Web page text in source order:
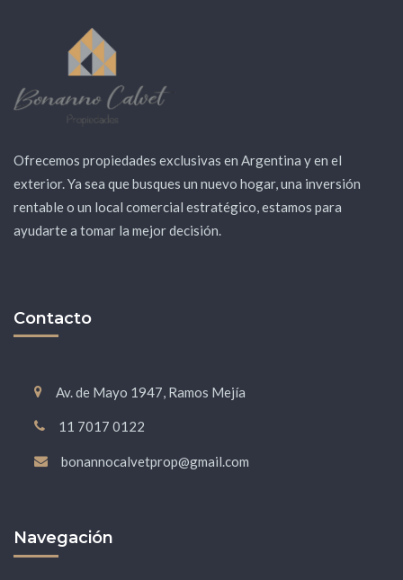
Ofrecemos propiedades exclusivas en Argentina y en el
exterior. Ya sea que busques un nuevo hogar, una inversión
rentable o un local comercial estratégico, estamos para
ayudarte a tomar la mejor decisión.
Contacto
Av. de Mayo 1947, Ramos Mejía
11 7017 0122
bonannocalvetprop@gmail.com
Navegación